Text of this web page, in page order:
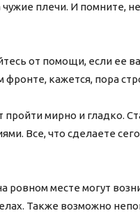
чужие плечи. И
от помощи, если ее
фронте, кажется,
мирно и гладко.
Все, что сделаете
ровном месте могут
Также возможно